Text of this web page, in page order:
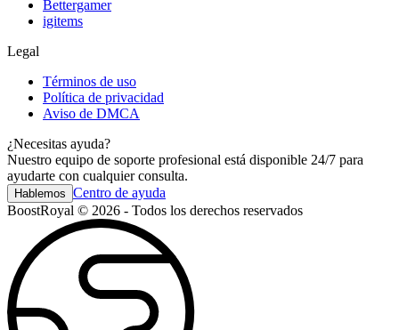
Bettergamer
igitems
Legal
Términos de uso
Política de privacidad
Aviso de DMCA
¿Necesitas ayuda?
Nuestro equipo de soporte profesional está disponible 24/7 para
ayudarte con cualquier consulta.
Hablemos Centro de ayuda
BoostRoyal © 2026 - Todos los derechos reservados